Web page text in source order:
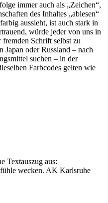
immer auch als „Zeichen“,
des Inhaltes „ablesen“
aussieht, ist auch stark in
würde jeder von uns in
Schrift selbst zu
Japan oder Russland – nach
suchen – in der
Farbcodes gelten wie
Textauszug aus:
wecken. AK Karlsruhe